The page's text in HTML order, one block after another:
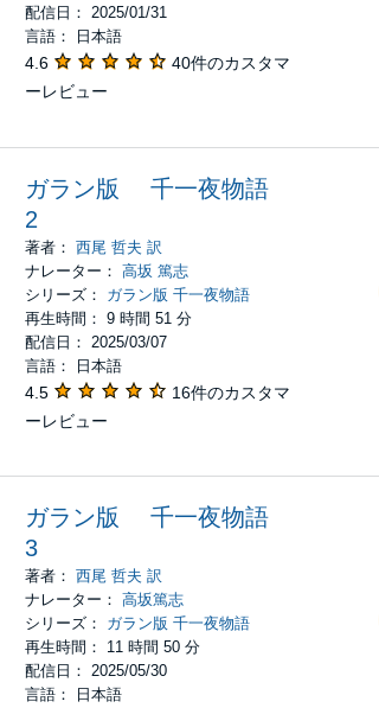
配信日： 2025/01/31
言語： 日本語
4.6
40件のカスタマ
ーレビュー
ガラン版 千一夜物語
2
著者：西尾 哲夫 訳
ナレーター：高坂 篤志
シリーズ： ガラン版 千一夜物語
再生時間： 9 時間 51 分
配信日： 2025/03/07
言語： 日本語
4.5
16件のカスタマ
ーレビュー
ガラン版 千一夜物語
3
著者：西尾 哲夫 訳
ナレーター：高坂篤志
シリーズ： ガラン版 千一夜物語
再生時間： 11 時間 50 分
配信日： 2025/05/30
言語： 日本語